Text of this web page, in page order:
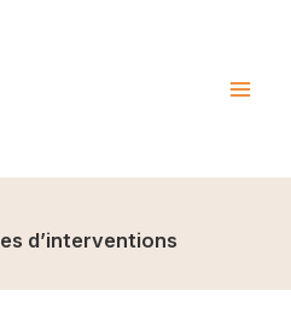
d’interventions